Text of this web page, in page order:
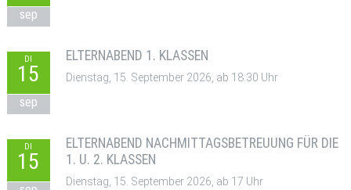
sep
DI
15
sep
ELTERNABEND 1. KLASSEN
Dienstag, 15. September 2026, ab 18:30 Uhr
DI
15
ELTERNABEND NACHMITTAGSBETREUUNG FÜR DIE
1. U. 2. KLASSEN
Dienstag, 15. September 2026, ab 17 Uhr